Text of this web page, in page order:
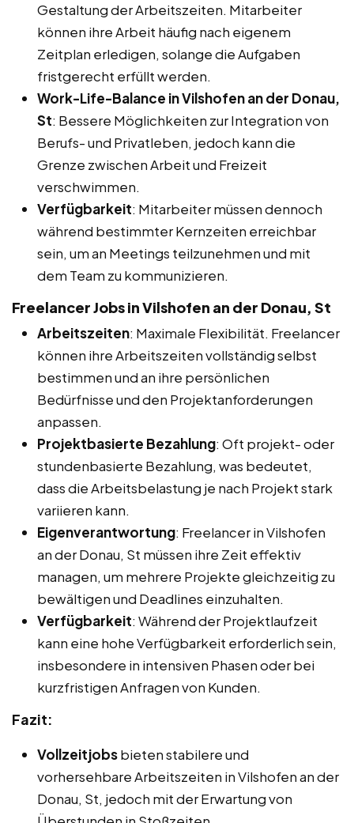
Gestaltung der Arbeitszeiten. Mitarbeiter
können ihre Arbeit häufig nach eigenem
Zeitplan erledigen, solange die Aufgaben
fristgerecht erfüllt werden.
Work-Life-Balance in Vilshofen an der Donau,
St: Bessere Möglichkeiten zur Integration von
Berufs- und Privatleben, jedoch kann die
Grenze zwischen Arbeit und Freizeit
verschwimmen.
Verfügbarkeit: Mitarbeiter müssen dennoch
während bestimmter Kernzeiten erreichbar
sein, um an Meetings teilzunehmen und mit
dem Team zu kommunizieren.
Freelancer Jobs in Vilshofen an der Donau, St
Arbeitszeiten: Maximale Flexibilität. Freelancer
können ihre Arbeitszeiten vollständig selbst
bestimmen und an ihre persönlichen
Bedürfnisse und den Projektanforderungen
anpassen.
Projektbasierte Bezahlung: Oft projekt- oder
stundenbasierte Bezahlung, was bedeutet,
dass die Arbeitsbelastung je nach Projekt stark
variieren kann.
Eigenverantwortung: Freelancer in Vilshofen
an der Donau, St müssen ihre Zeit effektiv
managen, um mehrere Projekte gleichzeitig zu
bewältigen und Deadlines einzuhalten.
Verfügbarkeit: Während der Projektlaufzeit
kann eine hohe Verfügbarkeit erforderlich sein,
insbesondere in intensiven Phasen oder bei
kurzfristigen Anfragen von Kunden.
Fazit:
Vollzeitjobsbieten stabilere und
vorhersehbare Arbeitszeiten in Vilshofen an der
Donau, St, jedoch mit der Erwartung von